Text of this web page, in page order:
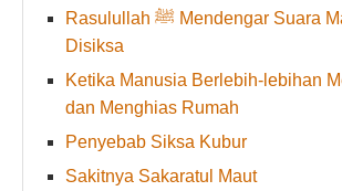
Rasulullah ﷺ Mendengar Suara Mayat yang
Disiksa
Ketika Manusia Berlebih-lebihan
dan Menghias Rumah
Penyebab Siksa Kubur
Sakitnya Sakaratul Maut